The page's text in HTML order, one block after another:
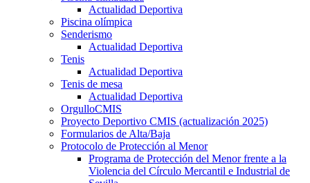
Actualidad Deportiva
Piscina olímpica
Senderismo
Actualidad Deportiva
Tenis
Actualidad Deportiva
Tenis de mesa
Actualidad Deportiva
OrgulloCMIS
Proyecto Deportivo CMIS (actualización 2025)
Formularios de Alta/Baja
Protocolo de Protección al Menor
Programa de Protección del Menor frente a la
Violencia del Círculo Mercantil e Industrial de